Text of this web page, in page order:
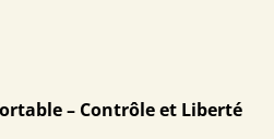
– Contrôle et Liberté